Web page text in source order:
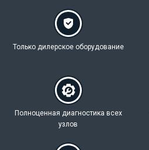
Только дилерское оборудование
Полноценная диагностика всех
узлов